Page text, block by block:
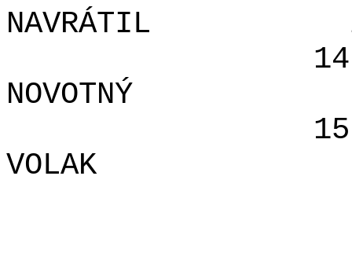
NAVRÁTIL
NOVOTNÝ
VOLAK